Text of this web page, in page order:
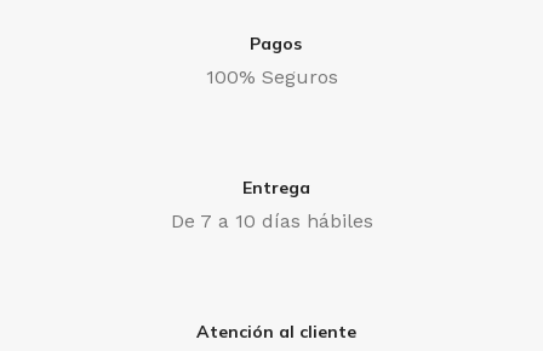
Pagos
100% Seguros
Entrega
De 7 a 10 días hábiles
Atención al cliente